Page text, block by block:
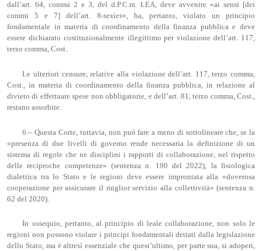
dall’art. 64, commi 2 e 3, del d.P.C.m. LEA, deve avvenire «ai sensi [dei
commi 5 e 7] dell’art. 8-sexies», ha, pertanto, violato un principio
fondamentale in materia di coordinamento della finanza pubblica e deve
essere dichiarato costituzionalmente illegittimo per violazione dell’art. 117,
terzo comma, Cost.
Le ulteriori censure, relative alla violazione dell’art. 117, terzo comma,
Cost., in materia di coordinamento della finanza pubblica, in relazione al
divieto di effettuare spese non obbligatorie, e dell’art. 81, terzo comma, Cost.,
restano assorbite.
6.– Questa Corte, tuttavia, non può fare a meno di sottolineare che, se la
«presenza di due livelli di governo rende necessaria la definizione di un
sistema di regole che ne disciplini i rapporti di collaborazione, nel rispetto
delle reciproche competenze» (sentenza n. 190 del 2022), la fisiologica
dialettica tra lo Stato e le regioni deve essere improntata alla «doverosa
cooperazione per assicurare il miglior servizio alla collettività» (sentenza n.
62 del 2020).
In ossequio, pertanto, al principio di leale collaborazione, non solo le
regioni non possono violare i principi fondamentali dettati dalla legislazione
dello Stato, ma è altresì essenziale che quest’ultimo, per parte sua, si adoperi,